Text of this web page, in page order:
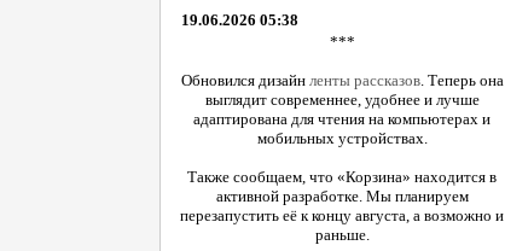
19.06.2026 05:38
***
Обновился дизайн ленты рассказов. Теперь она
выглядит современнее, удобнее и лучше
адаптирована для чтения на компьютерах и
мобильных устройствах.
Также сообщаем, что «Корзина» находится в
активной разработке. Мы планируем
перезапустить её к концу августа, а возможно и
раньше.